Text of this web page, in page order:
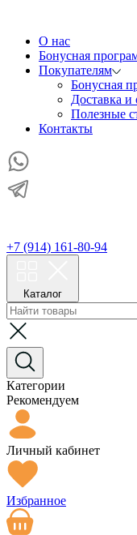
О нас
Бонусная
Покупателям
Бонусная
Доставка и
Полезные
Контакты
+7 (914) 161-80-94
Каталог
Категории
Рекомендуем
Личный кабинет
Избранное